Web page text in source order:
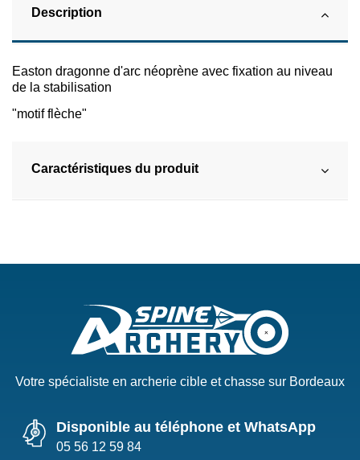
Description
Easton dragonne d'arc néoprène avec fixation au niveau
de la stabilisation
"motif flèche"
Caractéristiques du produit
Votre spécialiste en archerie cible et chasse sur Bordeaux
Disponible au téléphone et WhatsApp
05 56 12 59 84